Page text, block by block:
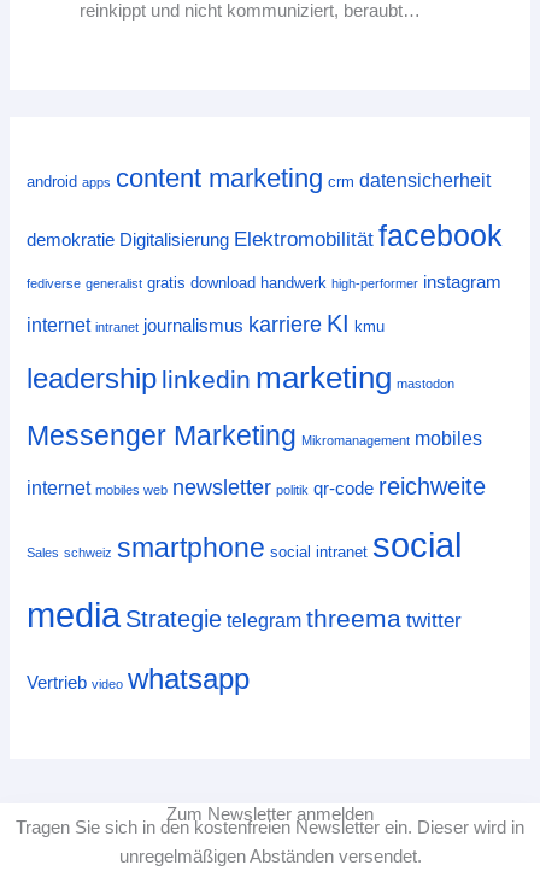
reinkippt und nicht kommuniziert, beraubt…
android apps content marketing crm datensicherheit
demokratie Digitalisierung Elektromobilität facebook
fediverse generalist gratis download handwerk high-performer instagram
internet intranet journalismus karriere KI kmu
leadership linkedin marketing mastodon
Messenger Marketing Mikromanagement mobiles
internet mobiles web newsletter politik qr-code reichweite
Sales schweiz smartphone social intranet social
media Strategie telegram threema twitter
Vertrieb video whatsapp
Zum Newsletter anmelden
Tragen Sie sich in den kostenfreien Newsletter ein. Dieser wird in
unregelmäßigen Abständen versendet.